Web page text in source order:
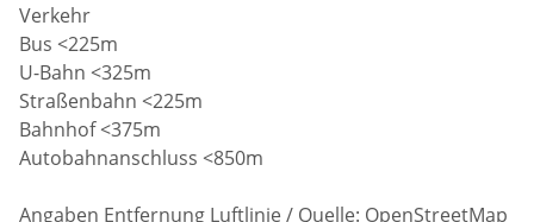
Verkehr
Bus <225m
U-Bahn <325m
Straßenbahn <225m
Bahnhof <375m
Autobahnanschluss <850m
Angaben Entfernung Luftlinie / Quelle: OpenStreetMap